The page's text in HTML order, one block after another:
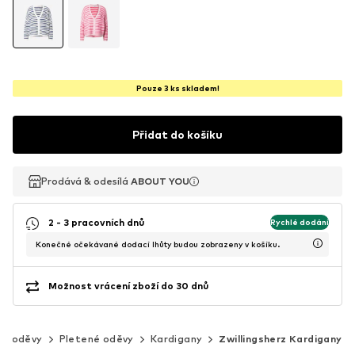
Pouze 3 ks skladem!
Přidat do košíku
Prodává & odesílá ABOUT YOU
Prodává & odesílá ABOUT YOU
2 - 3 pracovních dnů Rychlé dodání
Konečné očekávané dodací lhůty budou zobrazeny v košíku.
Možnost vrácení zboží do 30 dnů
oděvy Pletené oděvy Kardigany Zwillingsherz Kardigany